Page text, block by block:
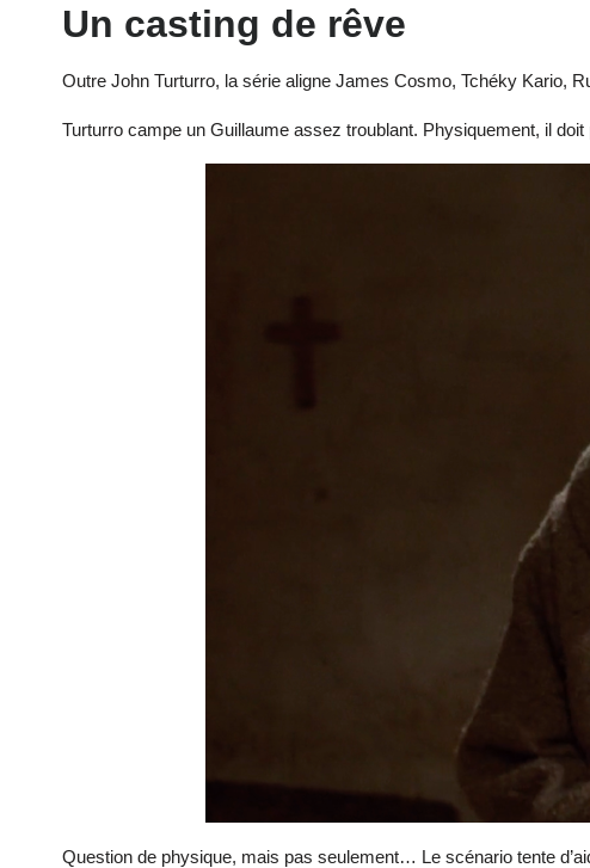
Un casting de rêve
Outre John Turturro, la série aligne James Cosmo, Tchéky Kario,
Turturro campe un Guillaume assez troublant. Physiquement, il
Question de physique, mais pas seulement… Le scénario tente